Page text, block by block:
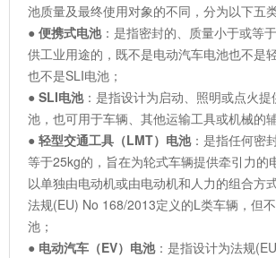
池质量及最终使用对象的不同，分为以下五
● 便携式电池：是指密封的、质量小于或等
供工业用途的，既不是电动汽车电池也不是
也不是SLI电池；
● SLI电池：是指设计为启动、照明或点火
池，也可用于车辆、其他运输工具或机械的
● 轻型交通工具（LMT）电池：是指任何密
等于25kg的，旨在为轮式车辆提供牵引力的
以单独由电动机或由电动机和人力的组合方
法规(EU) No 168/2013定义的L类车辆，但
池；
● 电动汽车（EV）电池：是指设计为法规